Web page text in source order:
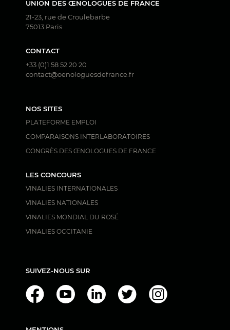
UNION DES ŒNOLOGUES DE FRANCE
21-23, rue de Croulebarbe
75013 Paris
CONTACT
+33 (0)1 58 52 20 20
contact@oenologuesdefrance.fr
NOS SITES
PLATEFORME EMPLOI
COMPARAISONS INTERLABORATOIRES
CONGRÈS DES ŒNOLOGUES DE FRANCE
LES CONCOURS
VINALIES INTERNATIONALES
VINALIES NATIONALES
VINALIES MONDIAL DU ROSÉ
VINALIES OCCITANIE
SUIVEZ-NOUS SUR